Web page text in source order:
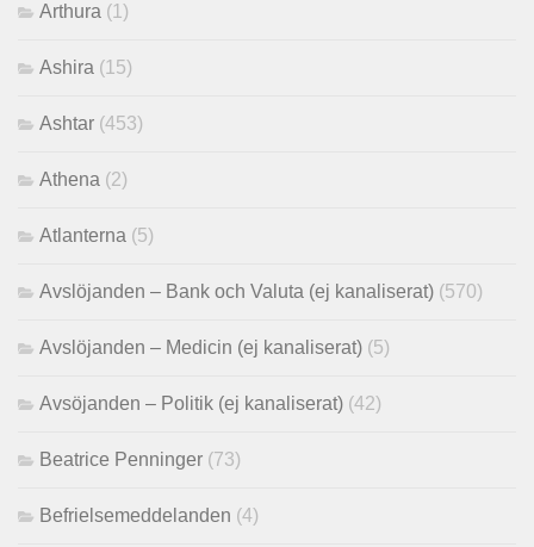
Arthura (1)
Ashira (15)
Ashtar (453)
Athena (2)
Atlanterna (5)
Avslöjanden – Bank och Valuta (ej kanaliserat) (570)
Avslöjanden – Medicin (ej kanaliserat) (5)
Avsöjanden – Politik (ej kanaliserat) (42)
Beatrice Penninger (73)
Befrielsemeddelanden (4)